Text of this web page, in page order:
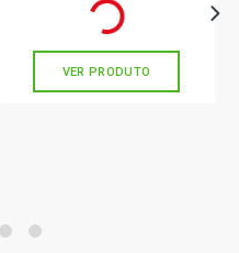
em até 1x de
VER PRODUTO
3 4